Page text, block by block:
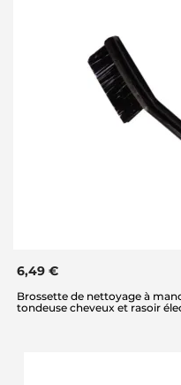
6,49 €
Brossette de nettoyage à
tondeuse cheveux et rasoir